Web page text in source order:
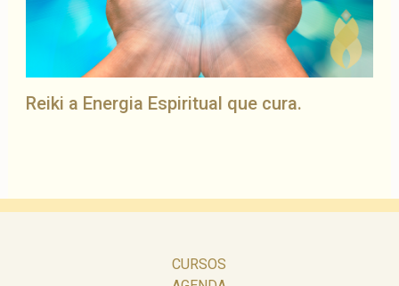
Reiki a Energia Espiritual que cura.
CURSOS